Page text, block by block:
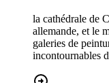
la cathédrale de
allemande, et le
galeries de
incontournables